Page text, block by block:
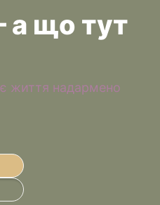
а що тут
життя надармено